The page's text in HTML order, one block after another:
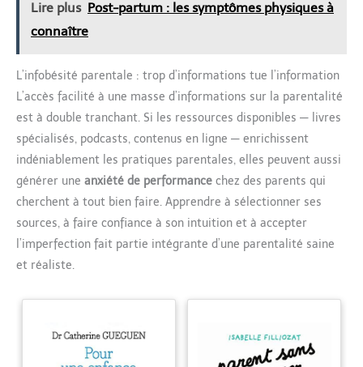
fêtes, avec garantie 1 an et
service client dédié pour votre
tranquillité.
idéal pour Noël, Thanksgiving et
les anniversaires. La tablette
de retour Amazon. Permettez
aux consommateurs de faire
leurs achats sans soucis.
suivre des cours en ligne. C’est un cadeau adapté aux
anniversaires, Noël et fêtes, avec garantie 1 an et service client
Lire plus Post-partum : les symptômes physiques à
connaître
L’infobésité parentale : trop d’informations tue l’information
L’accès facilité à une masse d’informations sur la parentalité
est à double tranchant. Si les ressources disponibles — livres
spécialisés, podcasts, contenus en ligne — enrichissent
indéniablement les pratiques parentales, elles peuvent aussi
générer une anxiété de performance chez des parents qui
cherchent à tout bien faire. Apprendre à sélectionner ses
sources, à faire confiance à son intuition et à accepter
l’imperfection fait partie intégrante d’une parentalité saine
et réaliste.